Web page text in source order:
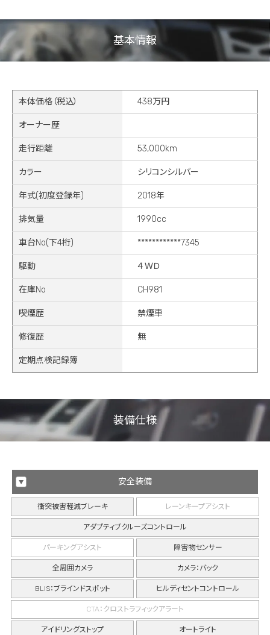
基本情報
本体価格（税込） 438万円
オーナー歴
走行距離 53,000km
カラー シリコンシルバー
年式(初度登録年) 2018年
排気量 1990cc
車台No(下4桁) ************7345
駆動 ４ＷＤ
在庫No CH981
喫煙歴 禁煙車
修復歴 無
定期点検記録簿
装備仕様
安全装備
衝突被害軽減ブレーキ
アダプティブクルーズコントロール
レーンキープアシスト
パーキングアシスト 障害物センサー
全周囲カメラ カメラ：バック
BLIS：ブラインドスポット
CTA：クロストラフィックアラート
ヒルディセントコントロール
アイドリングストップ オートライト